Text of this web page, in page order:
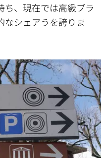
ち、現在では高級ブラ
なシェアうを誇りま